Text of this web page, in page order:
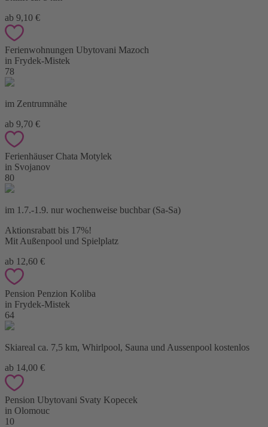
ab 9,10 €
Ferienwohnungen Ubytovani Mazoch
in Frydek-Mistek
78
im Zentrumnähe
ab 9,70 €
Ferienhäuser Chata Motylek
in Svojanov
80
im 1.7.-1.9. nur wochenweise buchbar (Sa-Sa)
Aktionsrabatt bis 17%!
Mit Außenpool und Spielplatz
ab 12,60 €
Pension Penzion Koliba
in Frydek-Mistek
64
Skiareal ca. 7,5 km, Whirlpool, Sauna und Aussenpool kostenlos
ab 14,00 €
Pension Ubytovani Svaty Kopecek
in Olomouc
10